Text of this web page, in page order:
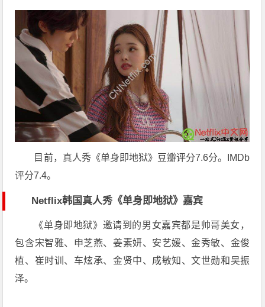
目前，真人秀《单身即地狱》豆瓣评分7.6分。IMDb
评分7.4。
Netflix韩国真人秀《单身即地狱》嘉宾
《单身即地狱》邀请到的男女嘉宾都是帅哥美女，
包含宋智雅、申芝燕、姜素妍、安艺媛、金秀敏、金俊
植、崔时训、车炫承、金贤中、成敏知、文世勋和吴振
泽。